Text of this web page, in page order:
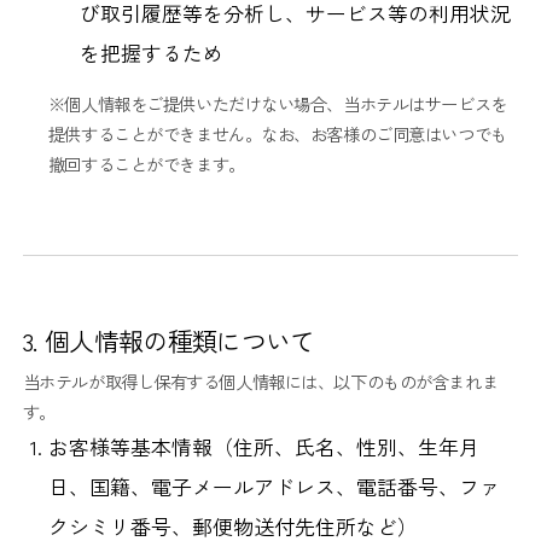
び取引履歴等を分析し、サービス等の利用状況
を把握するため
※個人情報をご提供いただけない場合、当ホテルはサービスを
提供することができません。なお、お客様のご同意はいつでも
撤回することができます。
3. 個人情報の種類について
当ホテルが取得し保有する個人情報には、以下のものが含まれま
す。
お客様等基本情報（住所、氏名、性別、生年月
日、国籍、電子メールアドレス、電話番号、ファ
クシミリ番号、郵便物送付先住所など）